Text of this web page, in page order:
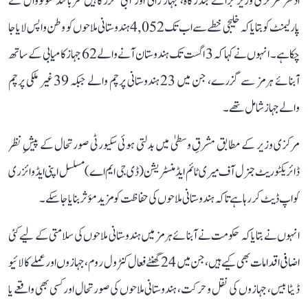
پارلیمنٹ کو بتایا کہ خلیجی خطے سے اب تک 4,052 ہندوستانی ملاحوں کو وطن واپس لایا جا
چکا ہے۔ انہوں نے کہا کہ 3 اگست تک ہندوستان آنے والے 62 جہاز کامیابی کے ساتھ
آبنائے ہرمز سے گزرے، جن میں 23 ہندوستانی پرچم والے جبکہ 39 غیر ملکی پرچم
والے جہاز شامل تھے۔
مرکزی وزیر کے مطابق مشرقِ وسطیٰ میں بدلتی ہوئی سکیورٹی صورتحال کے پیشِ نظر
ڈائریکٹوریٹ جنرل آف میری ٹائم ایڈمنسٹریشن (ڈی جی ایم اے) مسلسل اپنی ایڈوائزری
کو اپ ڈیٹ کر رہا ہے تاکہ ہندوستانی ملاحوں کی حفاظت کو مزید مؤثر بنایا جا سکے۔
انہوں نے بتایا کہ حکومت نے آبنائے ہرمز میں ہندوستانی ملاحوں کی سلامتی کے لیے کئی
اضافی اقدامات بھی کیے ہیں، جن میں 24 گھنٹے فعال کنٹرول روم، جہازوں اور عملے کا لائیو
ڈیٹا بیس، جہازوں کی نقل و حرکت، ہندوستانی ملاحوں کی صورتحال اور کسی بھی واقعے یا